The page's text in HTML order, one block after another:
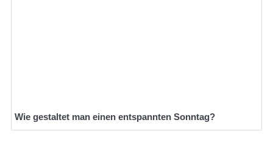
Wie gestaltet man einen entspannten Sonntag?